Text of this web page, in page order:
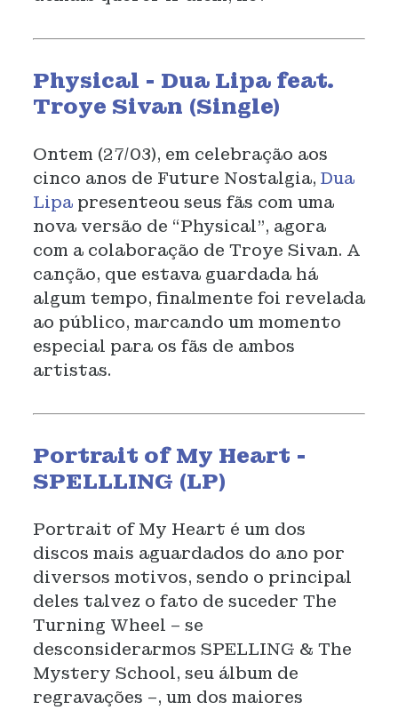
Physical - Dua Lipa feat.
Troye Sivan (Single)
Ontem (27/03), em celebração aos
cinco anos de Future Nostalgia, Dua
Lipapresenteou seus fãs com uma
nova versão de “Physical”, agora
com a colaboração de Troye Sivan. A
canção, que estava guardada há
algum tempo, finalmente foi revelada
ao público, marcando um momento
especial para os fãs de ambos
artistas.
Portrait of My Heart -
SPELLLING (LP)
Portrait of My Heart é um dos
discos mais aguardados do ano por
diversos motivos, sendo o principal
deles talvez o fato de suceder The
Turning Wheel – se
desconsiderarmos SPELLING & The
Mystery School, seu álbum de
regravações –, um dos maiores